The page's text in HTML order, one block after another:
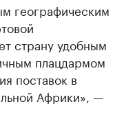
географическим
страну удобным
плацдармом
поставок в
Африки», —